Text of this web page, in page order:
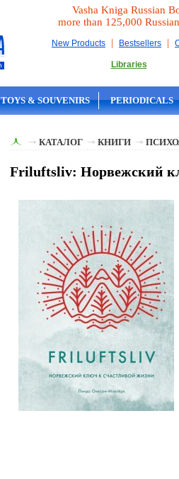
Vasha Kniga Russian
more than 125,000
New Products | Bestsellers |
Libraries
TOYS & SOUVENIRS PERIODICALS
КАТАЛОГ КНИГИ
Friluftsliv: Норвежский